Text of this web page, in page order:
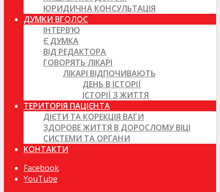
ЮРИДИЧНА КОНСУЛЬТАЦІЯ
ДУМКИ ВГОЛОС
ІНТЕРВ’Ю
Є ДУМКА
ВІД РЕДАКТОРА
ГОВОРЯТЬ ЛІКАРІ
ЛІКАРІ ВІДПОЧИВАЮТЬ
ДЕНЬ В ІСТОРІЇ
ІСТОРІЇ З ЖИТТЯ
ТЕРИТОРІЯ ПАЦІЄНТА
ДІЄТИ ТА КОРЕКЦІЯ ВАГИ
ЗДОРОВЕ ЖИТТЯ В ДОРОСЛОМУ ВІЦІ
СИСТЕМИ ТА ОРГАНИ
КОНТАКТИ
Facebook
YouTube